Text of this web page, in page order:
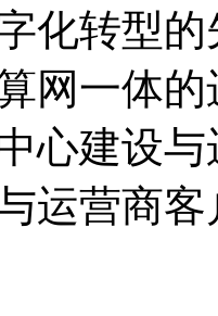
化转型的
网一体的
中心建设
运营商客